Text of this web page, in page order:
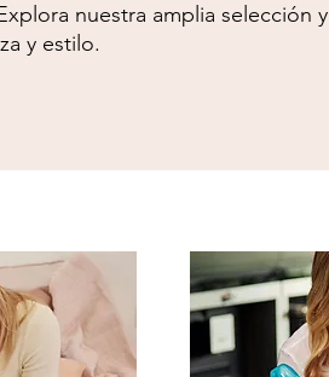
nuestra amplia selección y
y estilo.